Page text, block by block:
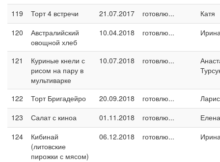
119
Торт 4 встречи 21.07.2017 готовлю...
Катя
120
Австралийский
овощной хлеб
10.04.2018 готовлю...
121
Куриные кнели с
рисом на пару в
мультиварке
10.07.2018 готовлю...
122 Торт Бригадейро 20.09.2018 готовлю...
123
Салат с киноа 01.11.2018 готовлю...
124
Кибинай
(литовские
пирожки с мясом)
06.12.2018 готовлю...